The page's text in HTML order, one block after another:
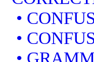
•
•